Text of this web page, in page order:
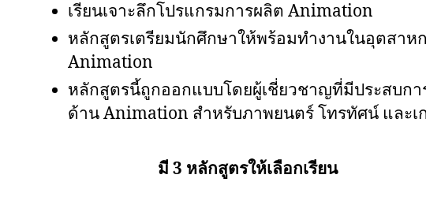
เรียนเจาะลึกโปรแกรมการผลิต Animation
หลักสูตรเตรียมนักศึกษาให้พร้อมทำงานในอุตสาห
Animation
หลักสูตรนี้ถูกออกแบบโดยผู้เชี่ยวชาญที่มีประสบก
ด้าน Animation สำหรับภาพยนตร์ โทรทัศน์ และเ
มี 3 หลักสูตรให้เลือกเรียน